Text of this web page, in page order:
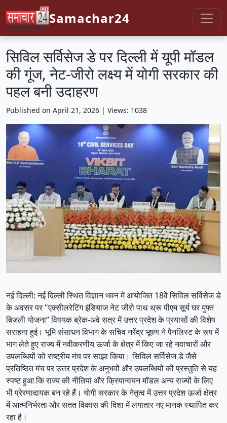
Samachar24
सिविल सर्विसेज डे पर दिल्ली में यूपी मॉडल
की गूंज, नेट-जीरो लक्ष्य में योगी सरकार की
पहल बनी उदाहरण
Published on April 21, 2026 | Views: 1038
नई दिल्ली: नई दिल्ली स्थित विज्ञान भवन में आयोजित 18वें सिविल सर्विसेज डे
के अवसर पर "एक्सीलरेटिंग इंडियाज नेट जीरो पाथ थ्रू पीएम सूर्य घर मुफ्त
बिजली योजना” विषयक ब्रेक-अवे सत्र में उत्तर प्रदेश के प्रयासों की विशेष
सराहना हुई। भूमि संसाधन विभाग के सचिव नरेंद्र भूषण ने पैनलिस्ट के रूप में
भाग लेते हुए राज्य में नवीकरणीय ऊर्जा के क्षेत्र में किए जा रहे नवाचारों और
उपलब्धियों को राष्ट्रीय मंच पर साझा किया। सिविल सर्विसेज डे जैसे
प्रतिष्ठित मंच पर उत्तर प्रदेश के अनुभवों और उपलब्धियों की प्रस्तुति से यह
स्पष्ट हुआ कि राज्य की नीतियां और क्रियान्वयन मॉडल अन्य राज्यों के लिए
भी प्रेरणादायक बन रहे हैं। योगी सरकार के नेतृत्व में उत्तर प्रदेश ऊर्जा क्षेत्र
में आत्मनिर्भरता और सतत विकास की दिशा में लगातार नए मानक स्थापित कर
रहा है।